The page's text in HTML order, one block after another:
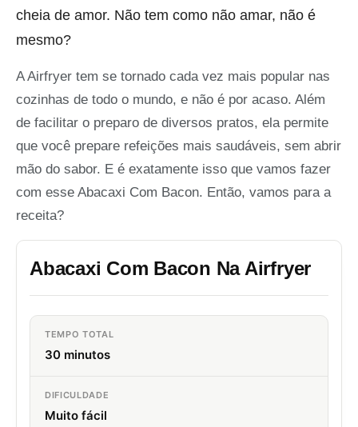
cheia de amor. Não tem como não amar, não é
mesmo?
A Airfryer tem se tornado cada vez mais popular nas
cozinhas de todo o mundo, e não é por acaso. Além
de facilitar o preparo de diversos pratos, ela permite
que você prepare refeições mais saudáveis, sem abrir
mão do sabor. E é exatamente isso que vamos fazer
com esse Abacaxi Com Bacon. Então, vamos para a
receita?
Abacaxi Com Bacon Na Airfryer
TEMPO TOTAL
30 minutos
DIFICULDADE
Muito fácil